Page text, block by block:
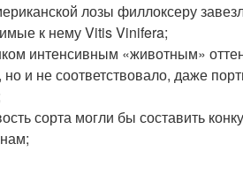
лозы филлоксеру
к нему Vitis Vinifera;
интенсивным «животным»
и не соответствовало, даже
сорта могли бы составить